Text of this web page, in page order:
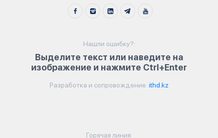
Нашли ошибку?:
Выделите текст или наведите на
изображение и нажмите Ctrl+Enter
Разработка и сопровождение ithd.kz
Горячая линия: